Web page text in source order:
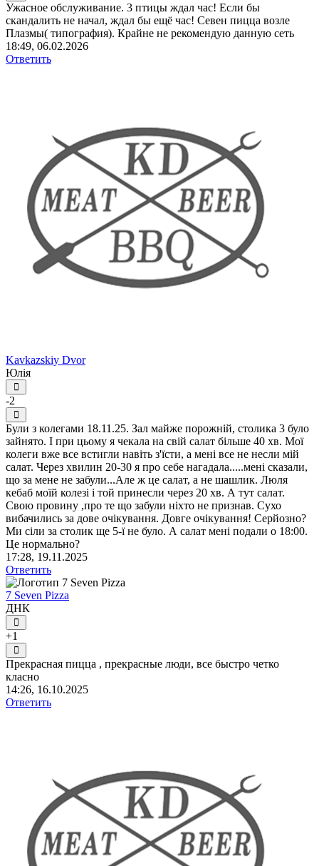
Ужасное обслуживание. 3 птицы ждал час! Если бы
скандалить не начал, ждал бы ещё час! Севен пицца возле
Плазмы( типография). Крайне не рекомендую данную сеть
18:49, 06.02.2026
Ответить
Kavkazskiy Dvor
Юлія
-2
Були з колегами 18.11.25. Зал майже порожній, столика 3 було
зайнято. І при цьому я чекала на свій салат більше 40 хв. Мої
колеги вже все встигли навіть з'їсти, а мені все не несли мій
салат. Через хвилин 20-30 я про себе нагадала.....мені сказали,
що за мене не забули...Але ж це салат, а не шашлик. Люля
кебаб моїй колезі і той принесли через 20 хв. А тут салат.
Свою провину ,про те що забули ніхто не признав. Сухо
вибачились за дове очікування. Довге очікування! Серйозно?
Ми сіли за столик ще 5-ї не було. А салат мені подали о 18:00.
Це нормально?
17:28, 19.11.2025
Ответить
7 Seven Pizza
ДНК
+1
Прекрасная пицца , прекрасные люди, все быстро четко
класно
14:26, 16.10.2025
Ответить